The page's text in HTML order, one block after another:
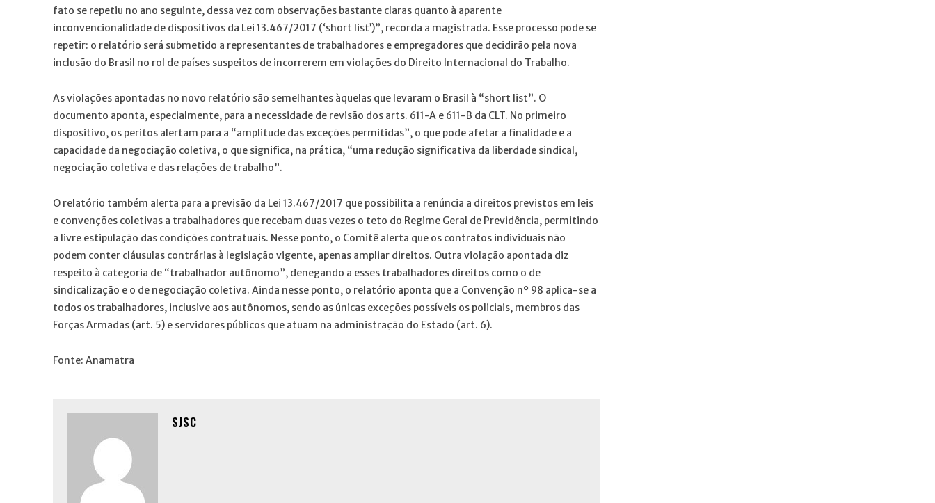
fato se repetiu no ano seguinte, dessa vez com observações bastante claras quanto à aparente
inconvencionalidade de dispositivos da Lei 13.467/2017 (‘short list’)”, recorda a magistrada. Esse processo pode se
repetir: o relatório será submetido a representantes de trabalhadores e empregadores que decidirão pela nova
inclusão do Brasil no rol de países suspeitos de incorrerem em violações do Direito Internacional do Trabalho.
As violações apontadas no novo relatório são semelhantes àquelas que levaram o Brasil à “short list”. O
documento aponta, especialmente, para a necessidade de revisão dos arts. 611-A e 611-B da CLT. No primeiro
dispositivo, os peritos alertam para a “amplitude das exceções permitidas”, o que pode afetar a finalidade e a
capacidade da negociação coletiva, o que significa, na prática, “uma redução significativa da liberdade sindical,
negociação coletiva e das relações de trabalho”.
O relatório também alerta para a previsão da Lei 13.467/2017 que possibilita a renúncia a direitos previstos em leis
e convenções coletivas a trabalhadores que recebam duas vezes o teto do Regime Geral de Previdência, permitindo
a livre estipulação das condições contratuais. Nesse ponto, o Comitê alerta que os contratos individuais não
podem conter cláusulas contrárias à legislação vigente, apenas ampliar direitos. Outra violação apontada diz
respeito à categoria de “trabalhador autônomo”, denegando a esses trabalhadores direitos como o de
sindicalização e o de negociação coletiva. Ainda nesse ponto, o relatório aponta que a Convenção nº 98 aplica-se a
todos os trabalhadores, inclusive aos autônomos, sendo as únicas exceções possíveis os policiais, membros das
Forças Armadas (art. 5) e servidores públicos que atuam na administração do Estado (art. 6).
Fonte: Anamatra
SJSC